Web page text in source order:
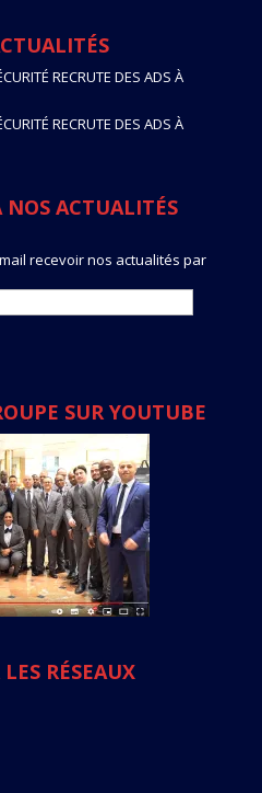
RECRUTE DES ADS À
RECRUTE DES ADS À
ACTUALITÉS
recevoir nos actualités par
SUR YOUTUBE
RÉSEAUX